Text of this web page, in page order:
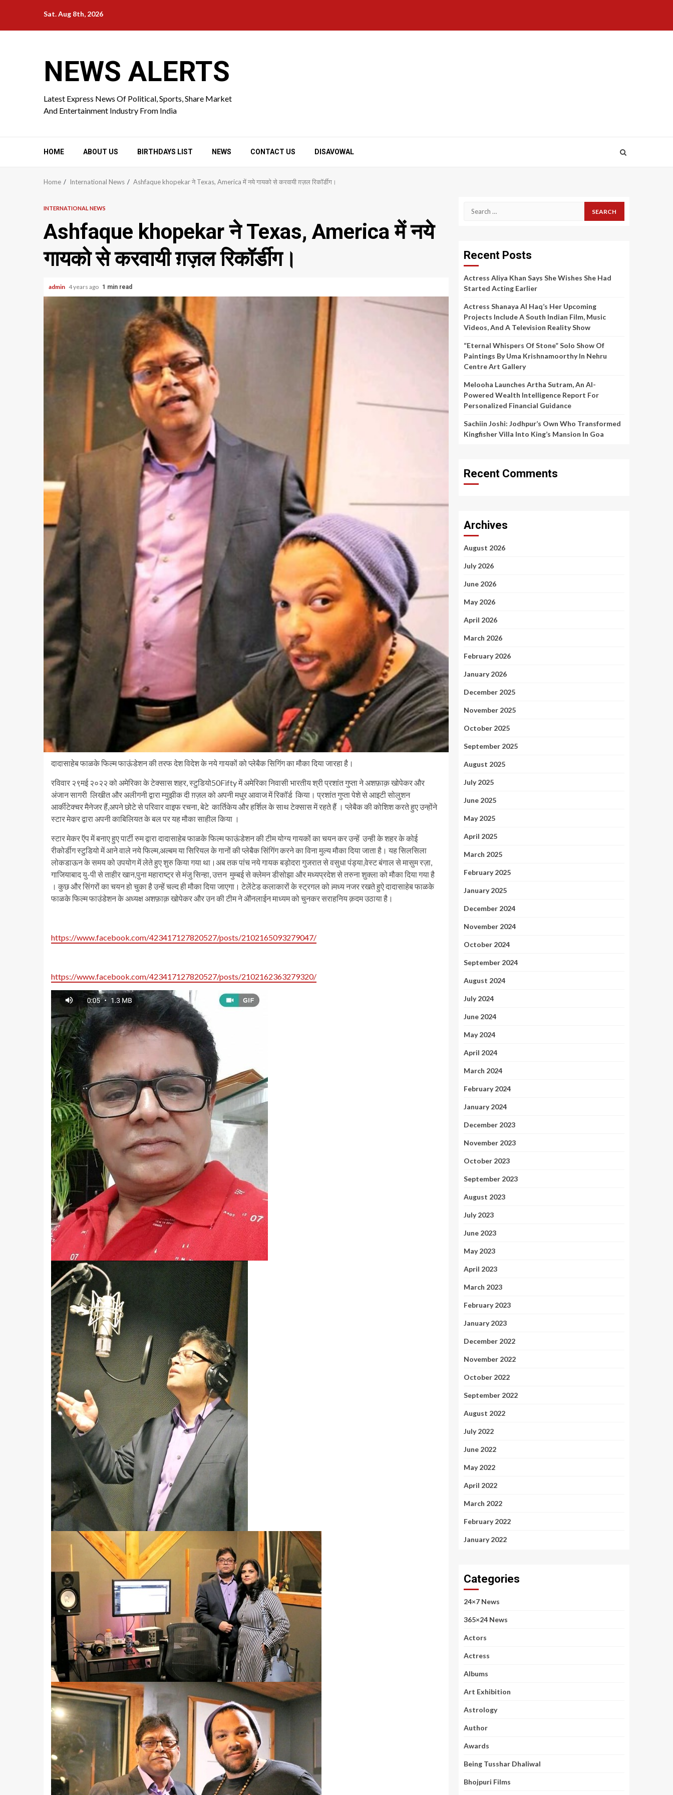
content
Sat. Aug 8th, 2026
NEWS ALERTS
Latest Express News Of Political, Sports, Share Market
And Entertainment Industry From India
HOME ABOUT US BIRTHDAYS LIST NEWS CONTACT US DISAVOWAL
Home International News Ashfaque khopekar ने Texas, America में नये गायको से करवायी ग़ज़ल रिकॉर्डीग।
INTERNATIONAL NEWS
Ashfaque khopekar ने Texas, America में नये
गायको से करवायी ग़ज़ल रिकॉर्डीग।
admin 4 years ago 1 min read
दादासाहेब फाळके फिल्म फाऊंडेशन की तरफ देश विदेश के नये गायकों को प्लेबैक सिगिंग का मौका दिया जारहा है।
रविवार २९मई २०२२ को अमेरिका के टेक्सास शहर, स्टुडियो50Fifty में अमेरिका निवासी भारतीय श्री प्रशांत गुप्ता ने अशफ़ाक़ खोपेकर और
अंजान सागरी लिखीत और अलीगनी द्वारा म्युझीक दी ग़ज़ल को अपनी मधुर आवाज में रिकॉर्ड किया। प्रशांत गुप्ता पेशे से आइटी सोलुशन
आर्कीटेक्चर मैनेजर हैं,अपने छोटे से परिवार वाइफ रचना, बेटे कार्तिकेय और हर्शिल के साथ टेक्सास में रहते हैं । प्लेबैक की कोशिश करते हुए उन्होंने
स्टार मेकर द्वारा अपनी काबिलियत के बल पर यह मौका साहील किया ।
स्टार मेकर ऍप में बनाए हुए पार्टी रुम द्वारा दादासाहेब फाळके फिल्म फाऊंडेशन की टीम योग्य गायकों का चयन कर उन्हें उन्ही के शहर के कोई
रीकोर्डीग स्टुडियो में आने वाले नये फिल्म,अल्बम या सिरियल के गानों की प्लेबैक सिंगिंग करने का विना मुल्य मौका दिया जाता है। यह सिलसिला
लोकडाऊन के समय को उपयोग में लेते हुए शुरु किया गया था।अब तक पांच नये गायक बड़ोदरा गुजरात से वसुधा पंड्या,वेस्ट बंगाल से मासुम रज़ा,
गाजियाबाद यु-पी से ताहीर खान,पुना महाराष्ट्र से मंजु सिन्हा, उत्तन मुम्बई से क्लेमन डीसोझा और मध्यप्रदेश से तरुना शुक्ला को मौका दिया गया है
। कुछ और सिंगरों का चयन हो चुका है उन्हें चल्द ही मौका दिया जाएगा। टेलेंटेड कलाकारों के स्ट्रगल को iमध्य नजर रखते हुऐ दादासाहेब फाळके
फाळके फिल्म फाउंडेशन के अध्यक्ष अशफ़ाक़ खोपेकर और उन की टीम ने ॵनलाईन माध्यम को चुनकर सराहनिय क़दम उठाया है।
https://www.facebook.com/423417127820527/posts/2102165093279047/
https://www.facebook.com/423417127820527/posts/2102162363279320/
Search
Recent Posts
Actress Aliya Khan Says She Wishes She Had
Started Acting Earlier
Actress Shanaya Al Haq’s Her Upcoming
Projects Include A South Indian Film, Music
Videos, And A Television Reality Show
“Eternal Whispers Of Stone” Solo Show Of
Paintings By Uma Krishnamoorthy In Nehru
Centre Art Gallery
Melooha Launches Artha Sutram, An AI-
Powered Wealth Intelligence Report For
Personalized Financial Guidance
Sachiin Joshi: Jodhpur’s Own Who Transformed
Kingfisher Villa Into King’s Mansion In Goa
Recent Comments
Archives
August 2026
July 2026
June 2026
May 2026
April 2026
March 2026
February 2026
January 2026
December 2025
November 2025
October 2025
September 2025
August 2025
July 2025
June 2025
May 2025
April 2025
March 2025
February 2025
January 2025
December 2024
November 2024
October 2024
September 2024
August 2024
July 2024
June 2024
May 2024
April 2024
March 2024
February 2024
January 2024
December 2023
November 2023
October 2023
September 2023
August 2023
July 2023
June 2023
May 2023
April 2023
March 2023
February 2023
January 2023
December 2022
November 2022
October 2022
September 2022
August 2022
July 2022
June 2022
May 2022
April 2022
March 2022
February 2022
January 2022
Categories
24×7 News
365×24 News
Actors
Actress
Albums
Art Exhibition
Astrology
Author
Awards
Being Tusshar Dhaliwal
Bhojpuri Films